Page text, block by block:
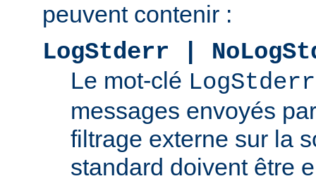
peuvent contenir :
LogStderr |
Le mot-clé LogStderr
messages envoyés
filtrage externe sur la
standard doivent être